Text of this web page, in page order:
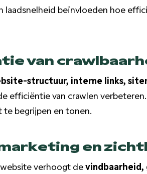
laadsnelheid beïnvloeden hoe
van
structuur, interne links,
efficiëntie van crawlen
begrijpen en tonen.
en
verhoogt de